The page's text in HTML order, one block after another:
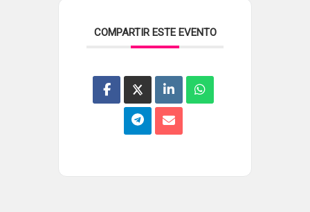
COMPARTIR ESTE EVENTO